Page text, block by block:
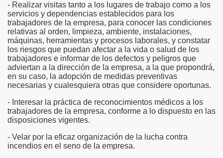
- Realizar visitas tanto a los lugares de trabajo como a los
servicios y dependencias establecidos para los
trabajadores de la empresa, para conocer las condiciones
relativas al orden, limpieza, ambiente, instalaciones,
máquinas, herramientas y procesos laborales, y constatar
los riesgos que puedan afectar a la vida o salud de los
trabajadores e informar de los defectos y peligros que
adviertan a la dirección de la empresa, a la que propondrá,
en su caso, la adopción de medidas preventivas
necesarias y cualesquiera otras que considere oportunas.
- Interesar la práctica de reconocimientos médicos a los
trabajadores de la empresa, conforme a lo dispuesto en las
disposiciones vigentes.
- Velar por la eficaz organización de la lucha contra
incendios en el seno de la empresa.